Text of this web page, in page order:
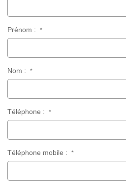
Prénom : *
Nom : *
Téléphone : *
Téléphone mobile : *